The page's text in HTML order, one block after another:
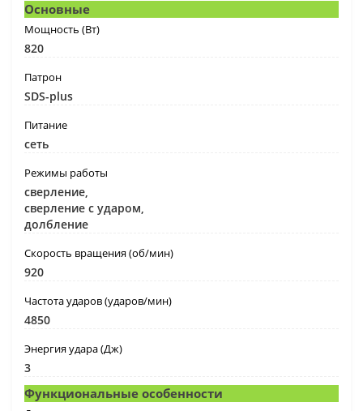
Основные
Мощность (Вт)
820
Патрон
SDS-plus
Питание
сеть
Режимы работы
сверление,
сверление с ударом,
долбление
Скорость вращения (об/мин)
920
Частота ударов (ударов/мин)
4850
Энергия удара (Дж)
3
Функциональные особенности